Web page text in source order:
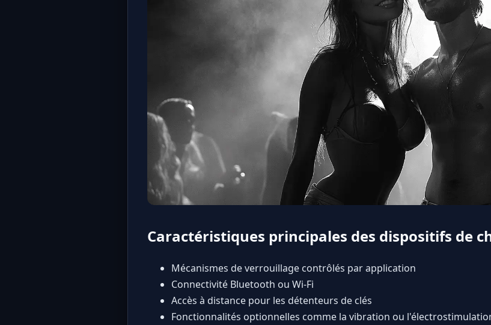
Caractéristiques principales des dispositifs de
Mécanismes de verrouillage contrôlés par application
Connectivité Bluetooth ou Wi-Fi
Accès à distance pour les détenteurs de clés
Fonctionnalités optionnelles comme la vibration ou